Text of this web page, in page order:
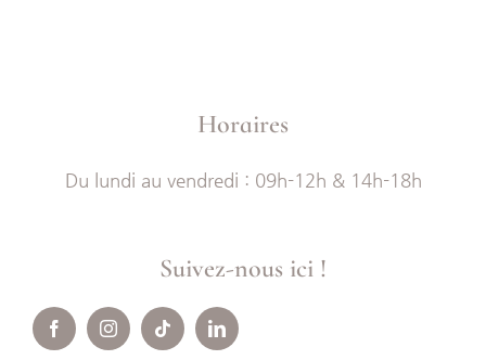
Horaires
Du lundi au vendredi : 09h-12h & 14h-18h
Suivez-nous ici !